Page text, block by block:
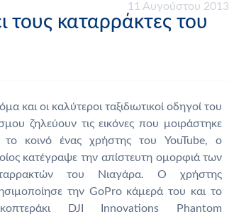
11 Αυγούστου 2013
τους καταρράκτες του
και οι καλύτεροι ταξιδιωτικοί οδηγοί του
ζηλεύουν τις εικόνες που μοιράστηκε
το κοινό ένας χρήστης του YouTube, ο
κατέγραψε την απίστευτη ομορφιά των
του Νιαγάρα. Ο χρήστης
την GoPro κάμερά του και το
DJI Innovations Phantom